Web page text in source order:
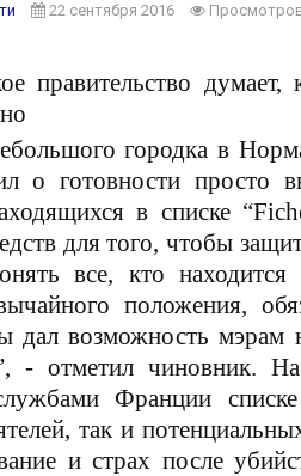
22 сентября 2016
правительство думает,
городка в
о готовности просто
в списке
для того, чтобы
все, кто находится
положения,
дал возможность мэрам
- отметил чиновник.
Франции
так и
и страх после